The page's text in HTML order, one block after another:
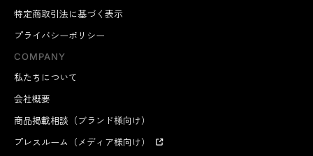
特定商取引法に基づく表示
プライバシーポリシー
COMPANY
私たちについて
会社概要
商品掲載相談（ブランド様向け）
プレスルーム（メディア様向け）